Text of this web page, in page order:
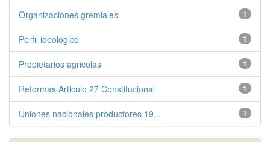
1
Organizaciones gremiales
1
Perfil ideologico
1
Propietarios agricolas
1
Reformas Articulo 27 Constitucional
1
Uniones nacionales productores 19...